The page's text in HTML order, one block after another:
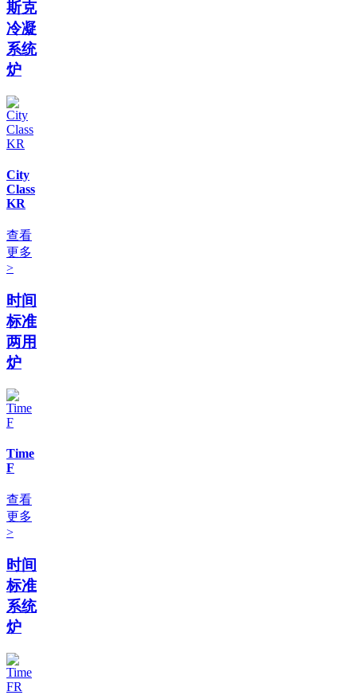
斯克
冷凝
系统
炉
City
Class
KR
查看
更多
>
时间
标准
两用
炉
Time
F
查看
更多
>
时间
标准
系统
炉